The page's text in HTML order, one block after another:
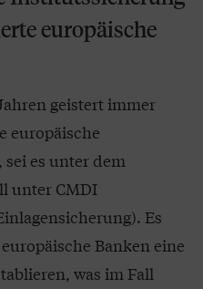
europäische
geistert immer
europäische
es unter dem
unter CMDI
Es
Banken eine
was im Fall